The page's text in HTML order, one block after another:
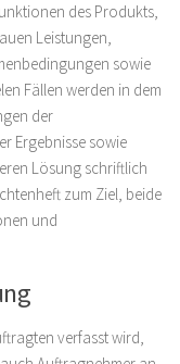
des Produkts,
Leistungen,
sowie
Fällen werden in dem
der
Ergebnisse sowie
Lösung schriftlich
zum Ziel, beide
und
verfasst wird,